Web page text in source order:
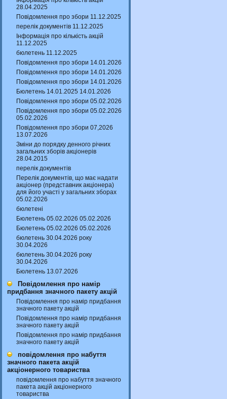
28.04.2025
Повідомлення про збори 11.12.2025
перелік документів 11.12.2025
Інформація про кількість акцій
11.12.2025
бюлетень 11.12.2025
Повідомлення про збори 14.01.2026
Повідомлення про збори 14.01.2026
Повідомлення про збори 14.01.2026
Бюлетень 14.01.2025 14.01.2026
Повідомлення про збори 05.02.2026
Повідомлення про збори 05.02.2026
05.02.2026
Повідомлення про збори 07,2026
13.07.2026
Зміни до порядку денного річних
загальних зборів акціонерів
28.04.2015
перелік документів
Перелік документів, що має надати
акціонер (представник акціонера)
для його участі у загальних зборах
05.02.2026
бюлетені
Бюлетень 05.02.2026 05.02.2026
Бюлетень 05.02.2026 05.02.2026
бюлетень 30.04.2026 року
30.04.2026
бюлетень 30.04.2026 року
30.04.2026
Бюлетень 13.07.2026
Повідомлення про намір
придбання значного пакету акцій
Повідомлення про намір придбання
значного пакету акцій
Повідомлення про намір придбання
значного пакету акцій
Повідомлення про намір придбання
значного пакету акцій
повідомлення про набуття
значного пакета акцій
акціонерного товариства
повідомлення про набуття значного
пакета акцій акціонерного
товариства